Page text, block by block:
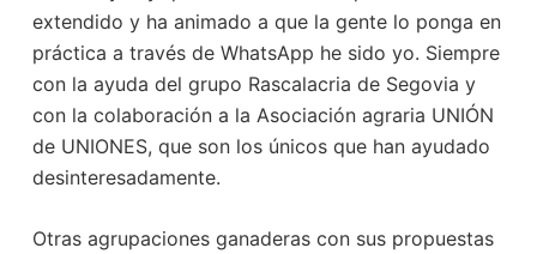
extendido y ha animado a que la gente lo ponga en
práctica a través de WhatsApp he sido yo. Siempre
con la ayuda del grupo Rascalacria de Segovia y
con la colaboración a la Asociación agraria UNIÓN
de UNIONES, que son los únicos que han ayudado
desinteresadamente.
Otras agrupaciones ganaderas con sus propuestas